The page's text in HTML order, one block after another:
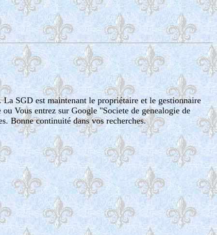
La SGD est maintenant le propriétaire et le gestionnaire
Vous entrez sur Google "Societe de genealogie de
Bonne continuité dans vos recherches.